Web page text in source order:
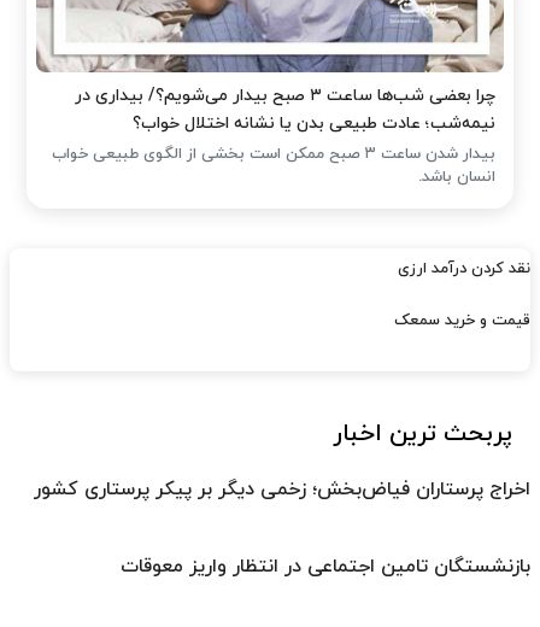
چرا بعضی شب‌ها ساعت ۳ صبح بیدار می‌شویم؟/ بیداری در
نیمه‌شب؛ عادت طبیعی بدن یا نشانه اختلال خواب؟
بیدار شدن ساعت ۳ صبح ممکن است بخشی از الگوی طبیعی خواب
انسان باشد.
نقد کردن درآمد ارزی
قیمت و خرید سمعک
پربحث ترین اخبار
اخراج پرستاران فیاض‌بخش؛ زخمی دیگر بر پیکر پرستاری کشور
بازنشستگان تامین اجتماعی در انتظار واریز معوقات